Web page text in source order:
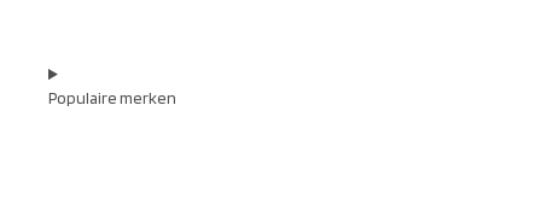
Populaire merken